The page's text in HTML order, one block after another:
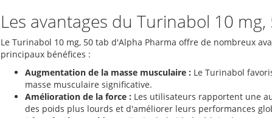
Les avantages du Turinabol 10
Le Turinabol 10 mg, 50 tab d'Alpha Pharma offre de nombreux
principaux bénéfices :
Augmentation de la masse musculaire : Le Turinabol
masse musculaire significative.
Amélioration de la force : Les utilisateurs rapportent une
des poids plus lourds et d'améliorer leurs performances